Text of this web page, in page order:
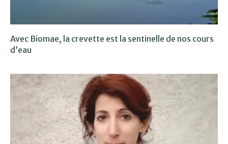
Avec Biomae, la crevette est la sentinelle de nos cours
d’eau